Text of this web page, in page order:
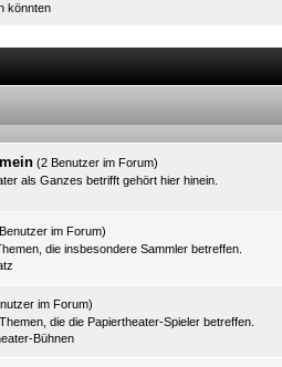
könnten
(2 Benutzer im Forum)
als Ganzes betrifft gehört hier hinein.
im Forum)
die insbesondere Sammler betreffen.
im Forum)
die die Papiertheater-Spieler betreffen.
Bühnen